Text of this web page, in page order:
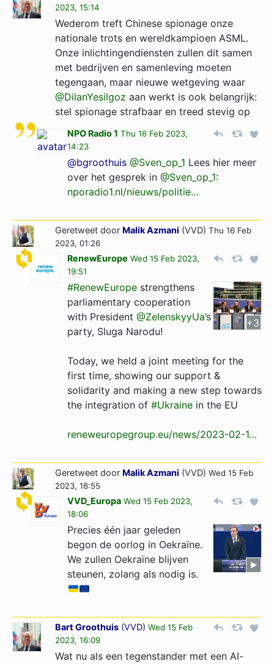
2023, 15:14
Wederom treft Chinese spionage onze
nationale trots en wereldkampioen ASML.
Onze inlichtingendiensten zullen dit samen
met bedrijven en samenleving moeten
tegengaan, maar nieuwe wetgeving waar
@DilanYesilgoz aan werkt is ook belangrijk:
stel spionage strafbaar en treed stevig op
NPO Radio 1 Thu 16 Feb 2023,
14:23
@bgroothuis @Sven_op_1 Lees hier meer
over het gesprek in @Sven_op_1:
nporadio1.nl/nieuws/politi­e…­
Geretweet door Malik Azmani (VVD) Thu 16 Feb
2023, 01:26
RenewEurope Wed 15 Feb 2023,
19:51
+3
#RenewEurope strengthens
parliamentary cooperation
with President @ZelenskyyUa’s
party, Sluga Narodu!
Today, we held a joint meeting for the
first time, showing our support &
solidarity and making a new step towards
the integration of #Ukraine in the EU
reneweuropegroup.eu/news/2023-02-1…
Geretweet door Malik Azmani (VVD) Wed 15 Feb
2023, 18:55
VVD_Europa Wed 15 Feb 2023,
18:06
Precies één jaar geleden
begon de oorlog in Oekraïne.
We zullen Oekraïne blijven
steunen, zolang als nodig is.
Bart Groothuis (VVD) Wed 15 Feb
2023, 16:09
Wat nu als een tegenstander met een AI-